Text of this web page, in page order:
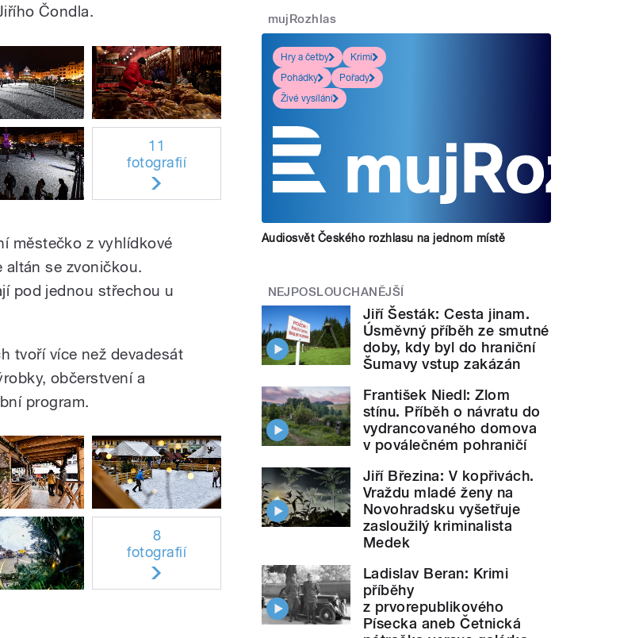
Čondla.
11
fotografií
městečko z vyhlídkové
se zvoničkou.
pod jednou střechou u
tvoří více než devadesát
občerstvení a
program.
8
fotografií
mujRozhlas
Hry a četby
Krimi
Pohádky
Pořady
Živé vysílání
Audiosvět Českého rozhlasu na jednom místě
NEJPOSLOUCHANĚJŠÍ
Jiří Šesták: Cesta jinam.
Úsměvný příběh ze smutné
doby, kdy byl do hraniční
Šumavy vstup zakázán
František Niedl: Zlom
stínu. Příběh o návratu do
vydrancovaného domova
v poválečném pohraničí
Jiří Březina: V kopřivách.
Vraždu mladé ženy na
Novohradsku vyšetřuje
zasloužilý kriminalista
Medek
Ladislav Beran: Krimi
příběhy
z prvorepublikového
Písecka aneb Četnická